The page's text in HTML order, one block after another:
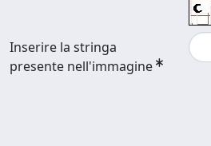
Inserire la stringa
presente nell'immagine